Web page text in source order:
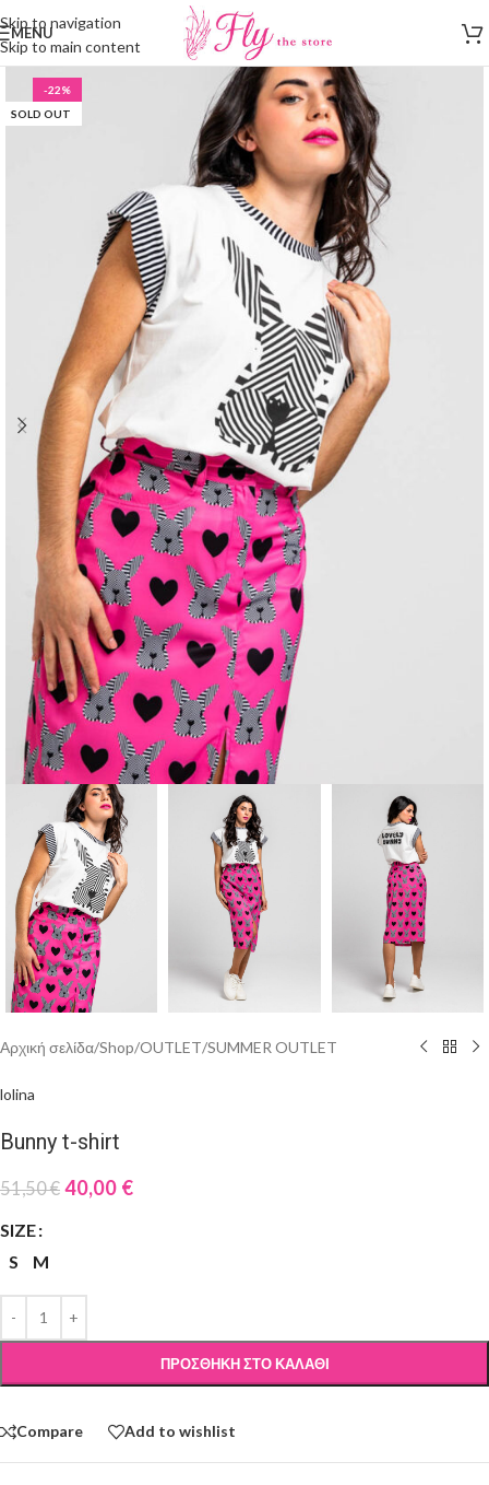
Skip to navigation
Skip to main content
MENU
-22%
SOLD OUT
Αρχική σελίδα/Shop/OUTLET/SUMMER OUTLET
lolina
Bunny t-shirt
51,50€ 40,00 €
SIZE
S
M
ΠΡΟΣΘΉΚΗ ΣΤΟ ΚΑΛΆΘΙ
Compare Add to wishlist